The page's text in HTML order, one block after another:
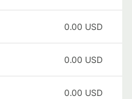
0.00 USD
0.00 USD
0.00 USD